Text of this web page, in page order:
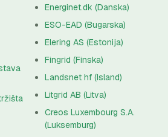
Energinet.dk (Danska)
ESO-EAD (Bugarska)
Elering AS (Estonija)
Fingrid (Finska)
Landsnet hf (Island)
Litgrid AB (Litva)
Creos Luxembourg S.A.
(Luksemburg)